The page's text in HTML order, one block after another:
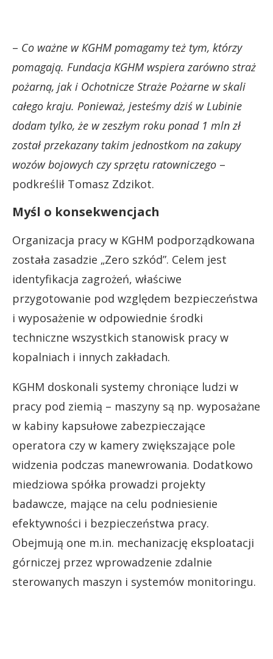
– Co ważne w KGHM pomagamy też tym, którzy
pomagają. Fundacja KGHM wspiera zarówno straż
pożarną, jak i Ochotnicze Straże Pożarne w skali
całego kraju. Ponieważ, jesteśmy dziś w Lubinie
dodam tylko, że w zeszłym roku ponad 1 mln zł
został przekazany takim jednostkom na zakupy
wozów bojowych czy sprzętu ratowniczego –
podkreślił Tomasz Zdzikot.
Myśl o konsekwencjach
Organizacja pracy w KGHM podporządkowana
została zasadzie „Zero szkód”. Celem jest
identyfikacja zagrożeń, właściwe
przygotowanie pod względem bezpieczeństwa
i wyposażenie w odpowiednie środki
techniczne wszystkich stanowisk pracy w
kopalniach i innych zakładach.
KGHM doskonali systemy chroniące ludzi w
pracy pod ziemią – maszyny są np. wyposażane
w kabiny kapsułowe zabezpieczające
operatora czy w kamery zwiększające pole
widzenia podczas manewrowania. Dodatkowo
miedziowa spółka prowadzi projekty
badawcze, mające na celu podniesienie
efektywności i bezpieczeństwa pracy.
Obejmują one m.in. mechanizację eksploatacji
górniczej przez wprowadzenie zdalnie
sterowanych maszyn i systemów monitoringu.